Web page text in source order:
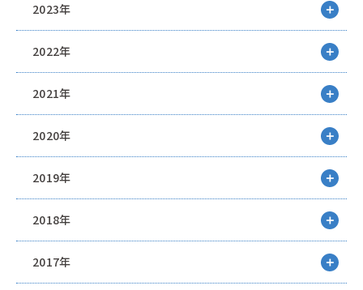
2023年
2022年
2021年
2020年
2019年
2018年
2017年